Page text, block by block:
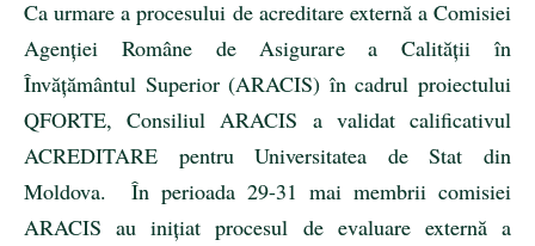
Ca urmare a procesului de acreditare externă a Comisiei
Agenției Române de Asigurare a Calității în
Învățământul Superior (ARACIS) în cadrul proiectului
QFORTE, Consiliul ARACIS a validat calificativul
ACREDITARE pentru Universitatea de Stat din
Moldova. În perioada 29-31 mai membrii comisiei
ARACIS au inițiat procesul de evaluare externă a